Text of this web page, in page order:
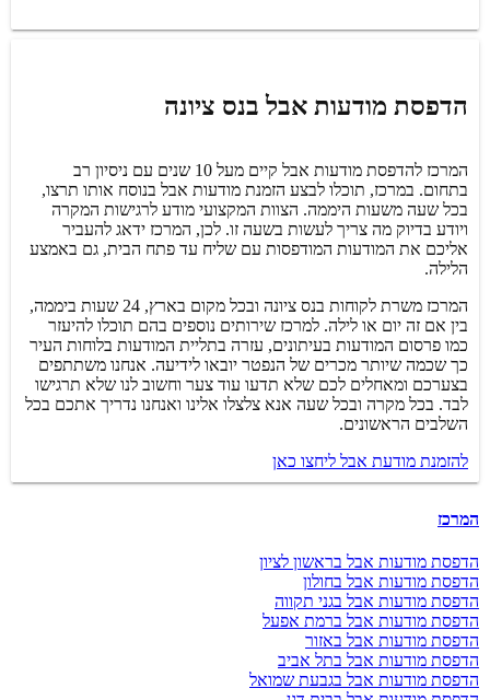
הדפסת מודעות אבל בנס ציונה
המרכז להדפסת מודעות אבל קיים מעל 10 שנים עם ניסיון רב
בתחום. במרכז, תוכלו לבצע הזמנת מודעות אבל בנוסח אותו תרצו,
בכל שעה משעות היממה. הצוות המקצועי מודע לרגישות המקרה
ויודע בדיוק מה צריך לעשות בשעה זו. לכן, המרכז ידאג להעביר
אליכם את המודעות המודפסות עם שליח עד פתח הבית, גם באמצע
הלילה.
המרכז משרת לקוחות בנס ציונה ובכל מקום בארץ, 24 שעות ביממה,
בין אם זה יום או לילה. למרכז שירותים נוספים בהם תוכלו להיעזר
כמו פרסום המודעות בעיתונים, עזרה בתליית המודעות בלוחות העיר
כך שכמה שיותר מכרים של הנפטר יובאו לידיעה. אנחנו משתתפים
בצערכם ומאחלים לכם שלא תדעו עוד צער וחשוב לנו שלא תרגישו
לבד. בכל מקרה ובכל שעה אנא צלצלו אלינו ואנחנו נדריך אתכם בכל
השלבים הראשונים.
להזמנת מודעת אבל ליחצו כאן
המרכז
הדפסת מודעות אבל בראשון לציון
הדפסת מודעות אבל בחולון
הדפסת מודעות אבל בגני תקווה
הדפסת מודעות אבל ברמת אפעל
הדפסת מודעות אבל באזור
הדפסת מודעות אבל בתל אביב
הדפסת מודעות אבל בגבעת שמואל